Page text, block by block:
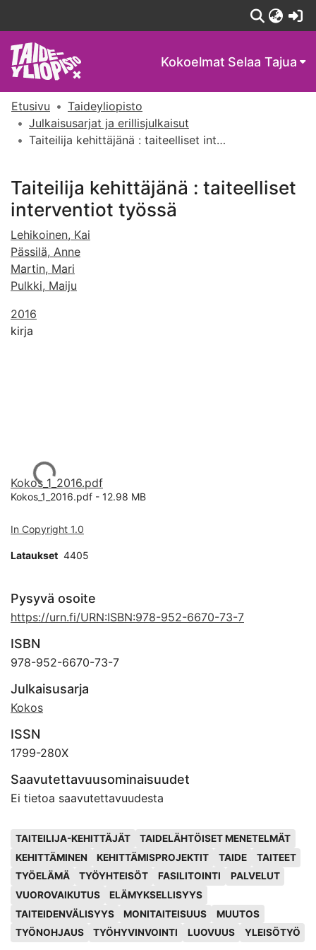
Kokoelmat Selaa Tajua
Etusivu
Taideyliopisto
Julkaisusarjat ja erillisjulkaisut
Taiteilija kehittäjänä : taiteelliset interventiot työssä
Taiteilija kehittäjänä : taiteelliset
interventiot työssä
Lehikoinen, Kai
Pässilä, Anne
Martin, Mari
Pulkki, Maiju
2016
kirja
Ladataan...
Kokos_1_2016.pdf
Kokos_1_2016.pdf - 12.98 MB
In Copyright 1.0
Lataukset 4405
Pysyvä osoite
https://urn.fi/URN:ISBN:978-952-6670-73-7
ISBN
978-952-6670-73-7
Julkaisusarja
Kokos
ISSN
1799-280X
Saavutettavuusominaisuudet
Ei tietoa saavutettavuudesta
TAITEILIJA-KEHITTÄJÄT
TAIDELÄHTÖISET MENETELMÄT
KEHITTÄMINEN
KEHITTÄMISPROJEKTIT TAIDE
TAITEET
TYÖELÄMÄ
TYÖYHTEISÖT FASILITOINTI
PALVELUT
VUOROVAIKUTUS
ELÄMYKSELLISYYS
TAITEIDENVÄLISYYS
MONITAITEISUUS
MUUTOS
TYÖNOHJAUS
TYÖHYVINVOINTI LUOVUUS YLEISÖTYÖ